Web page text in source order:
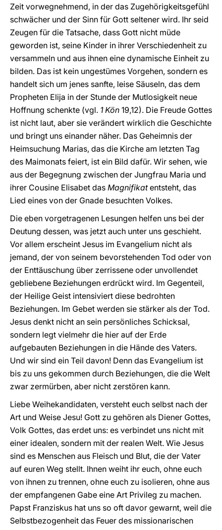
Zeit vorwegnehmend, in der das Zugehörigkeitsgefühl
schwächer und der Sinn für Gott seltener wird. Ihr seid
Zeugen für die Tatsache, dass Gott nicht müde
geworden ist, seine Kinder in ihrer Verschiedenheit zu
versammeln und aus ihnen eine dynamische Einheit zu
bilden. Das ist kein ungestümes Vorgehen, sondern es
handelt sich um jenes sanfte, leise Säuseln, das dem
Propheten Elija in der Stunde der Mutlosigkeit neue
Hoffnung schenkte (vgl. 1 Kön 19,12). Die Freude Gottes
ist nicht laut, aber sie verändert wirklich die Geschichte
und bringt uns einander näher. Das Geheimnis der
Heimsuchung Marias, das die Kirche am letzten Tag
des Maimonats feiert, ist ein Bild dafür. Wir sehen, wie
aus der Begegnung zwischen der Jungfrau Maria und
ihrer Cousine Elisabet das Magnifikatentsteht, das
Lied eines von der Gnade besuchten Volkes.
Die eben vorgetragenen Lesungen helfen uns bei der
Deutung dessen, was jetzt auch unter uns geschieht.
Vor allem erscheint Jesus im Evangelium nicht als
jemand, der von seinem bevorstehenden Tod oder von
der Enttäuschung über zerrissene oder unvollendet
gebliebene Beziehungen erdrückt wird. Im Gegenteil,
der Heilige Geist intensiviert diese bedrohten
Beziehungen. Im Gebet werden sie stärker als der Tod.
Jesus denkt nicht an sein persönliches Schicksal,
sondern legt vielmehr die hier auf der Erde
aufgebauten Beziehungen in die Hände des Vaters.
Und wir sind ein Teil davon! Denn das Evangelium ist
bis zu uns gekommen durch Beziehungen, die die Welt
zwar zermürben, aber nicht zerstören kann.
Liebe Weihekandidaten, versteht euch selbst nach der
Art und Weise Jesu! Gott zu gehören als Diener Gottes,
Volk Gottes, das erdet uns: es verbindet uns nicht mit
einer idealen, sondern mit der realen Welt. Wie Jesus
sind es Menschen aus Fleisch und Blut, die der Vater
auf euren Weg stellt. Ihnen weiht ihr euch, ohne euch
von ihnen zu trennen, ohne euch zu isolieren, ohne aus
der empfangenen Gabe eine Art Privileg zu machen.
Papst Franziskus hat uns so oft davor gewarnt, weil die
Selbstbezogenheit das Feuer des missionarischen